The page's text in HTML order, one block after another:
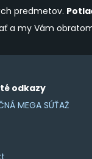
predmetov.
a my Vám
odkazy
MEGA SÚŤAŽ